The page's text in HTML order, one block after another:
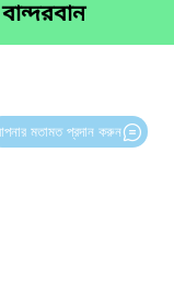
মতামত প্রদান করুন